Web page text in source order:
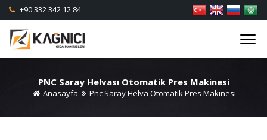
+90 332 342 12 84
PNC Saray Helvası Otomatik Pres Makinesi
Anasayfa Pnc Saray Helva Otomatik Pres Makinesi